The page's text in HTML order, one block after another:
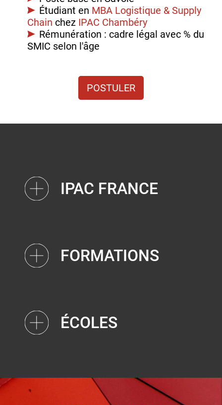
Étudiant en MBA Logistique & Supply
Chain chez IPAC Chambéry
Rémunération : cadre légal avec % du
SMIC selon l'âge
POSTULER
IPAC FRANCE
FORMATIONS
ÉCOLES